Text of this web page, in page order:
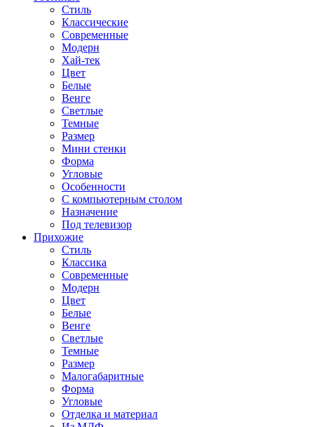
Стиль
Классические
Современные
Модерн
Хай-тек
Цвет
Белые
Венге
Светлые
Темные
Размер
Мини стенки
Форма
Угловые
Особенности
С компьютерным столом
Назначение
Под телевизор
Прихожие
Стиль
Классика
Современные
Модерн
Цвет
Белые
Венге
Светлые
Темные
Размер
Малогабаритные
Форма
Угловые
Отделка и материал